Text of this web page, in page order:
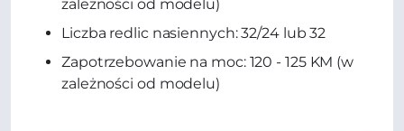
zależności od modelu)
Liczba redlic nasiennych: 32/24 lub 32
Zapotrzebowanie na moc: 120 - 125 KM (w
zależności od modelu)